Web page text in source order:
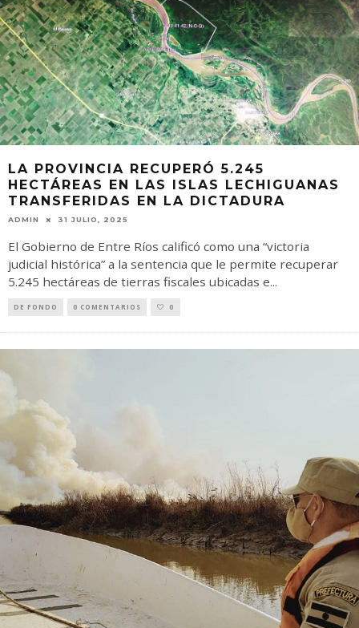
LA PROVINCIA RECUPERÓ 5.245
HECTÁREAS EN LAS ISLAS LECHIGUANAS
TRANSFERIDAS EN LA DICTADURA
ADMIN 31 JULIO, 2025
El Gobierno de Entre Ríos calificó como una “victoria
judicial histórica” a la sentencia que le permite recuperar
5.245 hectáreas de tierras fiscales ubicadas e...
DE FONDO 0 COMENTARIOS 0